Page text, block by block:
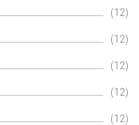
(12)
(12)
(12)
(12)
(12)